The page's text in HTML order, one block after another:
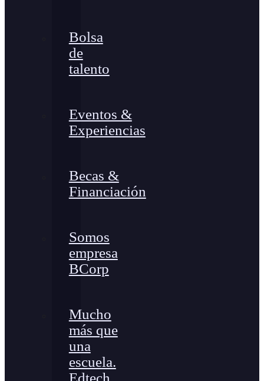
Bolsa
de
talento
Eventos &
Experiencias
Becas &
Financiación
Somos
empresa
BCorp
Mucho
más que
una
escuela.
Edtech